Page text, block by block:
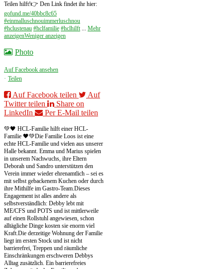
Teilen hilft!👉 Den Link findet ihr hier:
gofund.me/40bbc8c65
#einmalluschnouimmerluschnou
#hclustenau #hclfamilie #hclhilft ... Mehr
anzeigenWeniger anzeigen
Photo
Auf Facebook ansehen
· Teilen
Auf Facebook teilen
Auf
Twitter teilen
Share on
LinkedIn
Per E-Mail teilen
💚🖤 HCL-Familie hilft einer HCL-
Familie 🖤💚Die Familie Loos ist eine
echte HCL-Familie und vielen aus unserer
Halle bekannt. Emma und Marius spielen
in unserem Nachwuchs, ihre Eltern
Deborah und Sandro unterstützen den
Verein immer wieder ehrenamtlich – sei es
mit selbst gebackenem Kuchen oder durch
ihre Mithilfe im Gastro-Team.Dieses
Engagement ist alles andere als
selbstverständlich: Debby lebt mit
ME/CFS und POTS und ist mittlerweile
auf einen Rollstuhl angewiesen, schon
alltägliche Dinge kosten sie enorm viel
Kraft.Die derzeitige Wohnung der Familie
liegt im ersten Stock und ist nicht
barrierefrei, Treppen und räumliche
Einschränkungen erschweren Debbys
Alltag zusätzlich. Ein barrierefreies